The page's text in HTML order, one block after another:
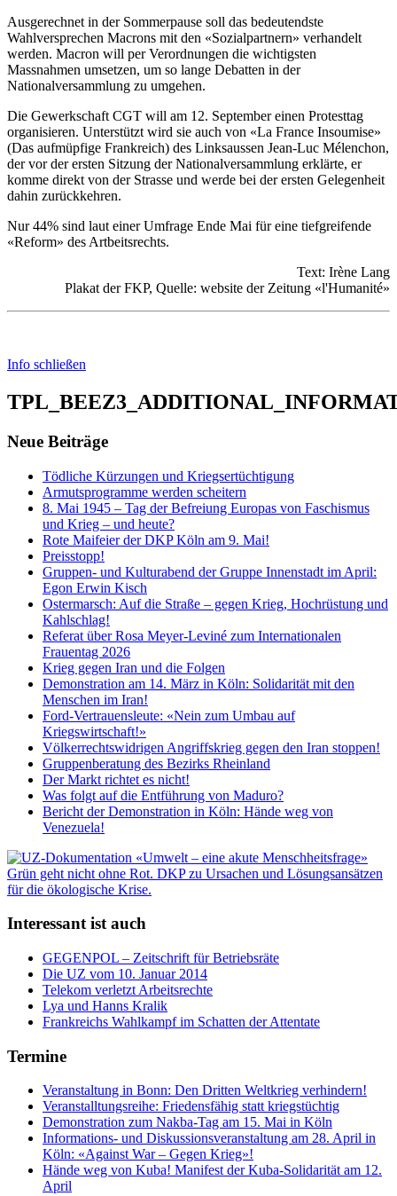
Ausgerechnet in der Sommerpause soll das bedeutendste
Wahlversprechen Macrons mit den «Sozialpartnern» verhandelt
werden. Macron will per Verordnungen die wichtigsten
Massnahmen umsetzen, um so lange Debatten in der
Nationalversammlung zu umgehen.
Die Gewerkschaft CGT will am 12. September einen Protesttag
organisieren. Unterstützt wird sie auch von «La France Insoumise»
(Das aufmüpfige Frankreich) des Linksaussen Jean-Luc Mélenchon,
der vor der ersten Sitzung der Nationalversammlung erklärte, er
komme direkt von der Strasse und werde bei der ersten Gelegenheit
dahin zurückkehren.
Nur 44% sind laut einer Umfrage Ende Mai für eine tiefgreifende
«Reform» des Artbeitsrechts.
Text: Irène Lang
Plakat der FKP, Quelle: website der Zeitung «l'Humanité»
Info schließen
Neue Beiträge
Tödliche Kürzungen und Kriegsertüchtigung
Armutsprogramme werden scheitern
8. Mai 1945 – Tag der Befreiung Europas von Faschismus
und Krieg – und heute?
Rote Maifeier der DKP Köln am 9. Mai!
Preisstopp!
Gruppen- und Kulturabend der Gruppe Innenstadt im April:
Egon Erwin Kisch
Ostermarsch: Auf die Straße – gegen Krieg, Hochrüstung und
Kahlschlag!
Referat über Rosa Meyer-Leviné zum Internationalen
Frauentag 2026
Krieg gegen Iran und die Folgen
Demonstration am 14. März in Köln: Solidarität mit den
Menschen im Iran!
Ford-Vertrauensleute: «Nein zum Umbau auf
Kriegswirtschaft!»
Völkerrechtswidrigen Angriffskrieg gegen den Iran stoppen!
Gruppenberatung des Bezirks Rheinland
Der Markt richtet es nicht!
Was folgt auf die Entführung von Maduro?
Bericht der Demonstration in Köln: Hände weg von
Venezuela!
Interessant ist auch
GEGENPOL – Zeitschrift für Betriebsräte
Die UZ vom 10. Januar 2014
Telekom verletzt Arbeitsrechte
Lya und Hanns Kralik
Frankreichs Wahlkampf im Schatten der Attentate
Termine
Veranstaltung in Bonn: Den Dritten Weltkrieg verhindern!
Veranstalltungsreihe: Friedensfähig statt kriegstüchtig
Demonstration zum Nakba-Tag am 15. Mai in Köln
Informations- und Diskussionsveranstaltung am 28. April in
Köln: «Against War – Gegen Krieg»!
Hände weg von Kuba! Manifest der Kuba-Solidarität am 12.
April